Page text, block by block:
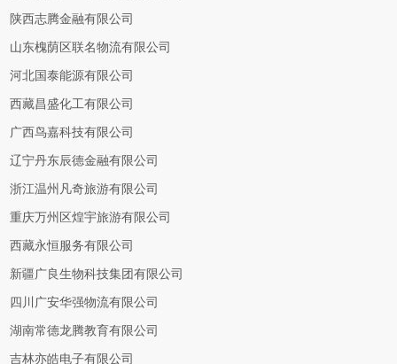
陕西志腾金融有限公司
山东槐荫区联名物流有限公司
河北国泰能源有限公司
西藏昌盛化工有限公司
广西鸟嘉科技有限公司
辽宁丹东辰德金融有限公司
浙江温州凡奇旅游有限公司
重庆万州区煌宇旅游有限公司
西藏永恒服务有限公司
新疆广良生物科技集团有限公司
四川广安华强物流有限公司
湖南常德龙腾教育有限公司
吉林亦皓电子有限公司